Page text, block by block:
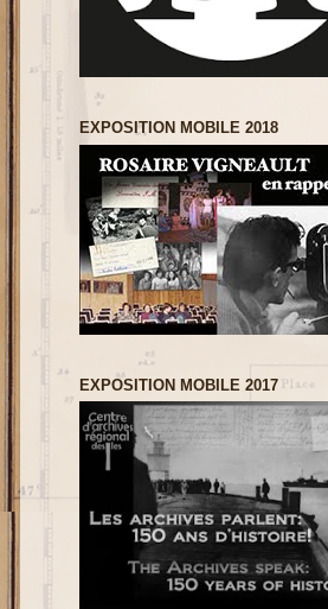
EXPOSITION MOBILE 2018
EXPOSITION MOBILE 2017